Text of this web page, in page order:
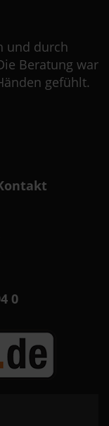
und durch
Beratung war
gefühlt.
0